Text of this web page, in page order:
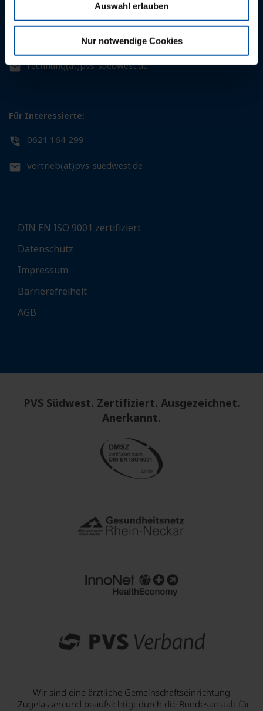
Auswahl erlauben
Nur notwendige Cookies
Für Patientinnen und Patienten:
0621.164 164
rechnung(at)pvs-suedwest.de
Für Interessierte:
0621.164 299
vertrieb(at)pvs-suedwest.de
DIN EN ISO 9001 zertifiziert
Datenschutz
Impressum
Barrierefreiheit
AGB
PVS Südwest. Zertifiziert. Ausgezeichnet.
Anerkannt.
Wir sind eine ärztliche Gemeinschaftseinrichtung
· Zugelassen und beaufsichtigt durch die Bundesanstalt für